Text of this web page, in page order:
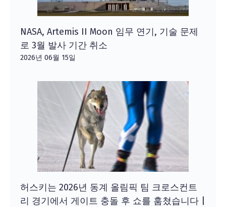
NASA, Artemis II Moon 임무 연기, 기술 문제
로 3월 발사 기간 취소
2026년 06월 15일
허스키는 2026년 동계 올림픽 팀 크로스컨트
리 경기에서 게이트 충돌 후 쇼를 훔쳤습니다 |